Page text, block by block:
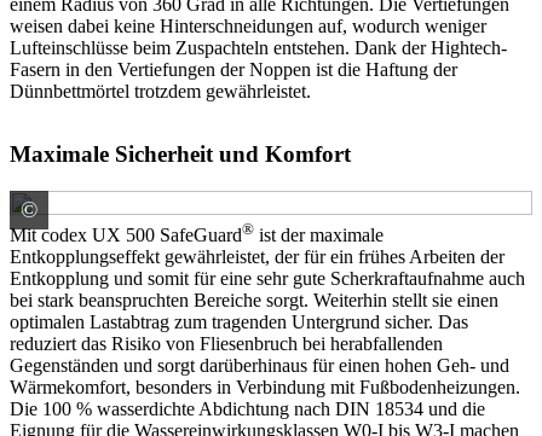
einem Radius von 360 Grad in alle Richtungen. Die Vertiefungen
weisen dabei keine Hinterschneidungen auf, wodurch weniger
Lufteinschlüsse beim Zuspachteln entstehen. Dank der Hightech-
Fasern in den Vertiefungen der Noppen ist die Haftung der
Dünnbettmörtel trotzdem gewährleistet.
Maximale Sicherheit und Komfort
©
codex GmbH & Co. KG Ein Unternehmen der Uzin Utz
Mit codex UX 500 SafeGuard® ist der maximale
Entkopplungseffekt gewährleistet, der für ein frühes Arbeiten der
Entkopplung und somit für eine sehr gute Scherkraftaufnahme auch
bei stark beanspruchten Bereiche sorgt. Weiterhin stellt sie einen
optimalen Lastabtrag zum tragenden Untergrund sicher. Das
reduziert das Risiko von Fliesenbruch bei herabfallenden
Gegenständen und sorgt darüberhinaus für einen hohen Geh- und
Wärmekomfort, besonders in Verbindung mit Fußbodenheizungen.
Die 100 % wasserdichte Abdichtung nach DIN 18534 und die
Eignung für die Wassereinwirkungsklassen W0-I bis W3-I machen